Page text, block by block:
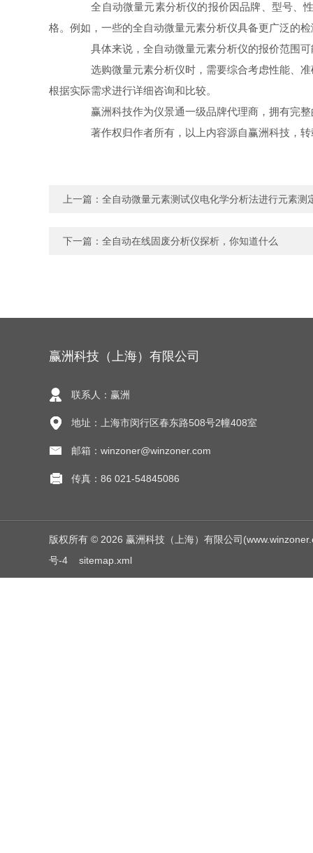
全自动微量元素分析仪的报价因品牌、型号、性
格。例如，一些的全自动微量元素分析仪具备更广泛的
具体来说，全自动微量元素分析仪的报价范围可
选购微量元素分析仪时，需要综合考虑性能、准
根据实际需求进行详细咨询和比较。
赢洲科技作为仪景通一级品牌代理商，拥有完整
著作权归作者所有，以上内容源自赢洲科技，转
上一篇： 全自动微量元素测试仪电化学分析法进行元素测
下一篇： 全自动在线固废分析仪探析，你知道什么
赢洲科技（上海）有限公司
联系人：赢洲
地址：上海市闵行区春东路508号2幢408室
邮箱：winzoner@winzoner.com
传真：86 021-54845086
版权所有 © 2026 赢洲科技（上海）有限公司
号-4
sitemap.xml